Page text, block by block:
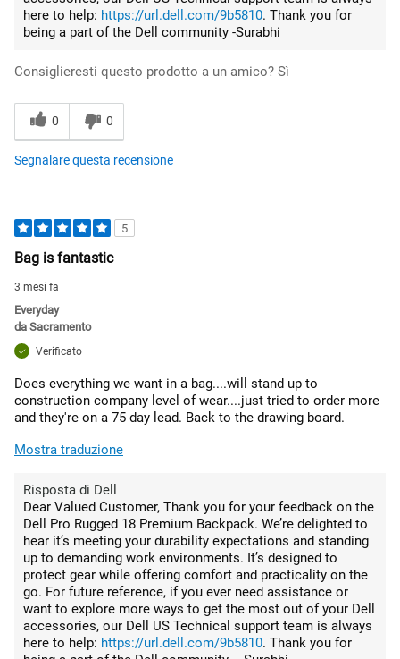
here to help: https://url.dell.com/9b5810. Thank you for
being a part of the Dell community -Surabhi
Consiglieresti questo prodotto a un amico? Sì
0 0
Segnalare questa recensione
5
Bag is fantastic
3 mesi fa
Everyday
da Sacramento
Verificato
Does everything we want in a bag....will stand up to
construction company level of wear....just tried to order more
and they're on a 75 day lead. Back to the drawing board.
Mostra traduzione
Risposta di Dell
Dear Valued Customer, Thank you for your feedback on the
Dell Pro Rugged 18 Premium Backpack. We’re delighted to
hear it’s meeting your durability expectations and standing
up to demanding work environments. It’s designed to
protect gear while offering comfort and practicality on the
go. For future reference, if you ever need assistance or
want to explore more ways to get the most out of your Dell
accessories, our Dell US Technical support team is always
here to help: https://url.dell.com/9b5810. Thank you for